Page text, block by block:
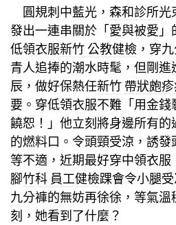
圓規刺中藍光， 森和診所光
發出一連串關於「愛與被愛
低領衣服新竹 公教健檢 ，穿
青人追捧的潮水時髦，但剛
辰，做好保熱任新竹 帶狀皰
要。穿低領衣服不難「用金
饒恕！」他立刻將身邊所有
的燃料口。令頭頸受涼，誘
等不適，近期最好穿中領衣
腳竹科 員工健檢踝會令小腿
九分褲的無妨再徐徐，等氣
刻，她看到了什麼？